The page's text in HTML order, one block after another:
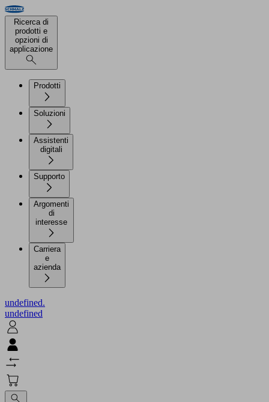
Ricerca di
prodotti e
opzioni di
applicazione
Prodotti
Soluzioni
Assistenti
Supporto
Argomenti
di
Carriera
e
azienda
undefined.
undefined